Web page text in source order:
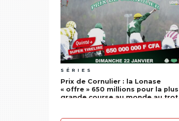
SÉRIES
Prix de Cornulier : la Lonase
« offre » 650 millions pour la plus
grande course au monde au trot